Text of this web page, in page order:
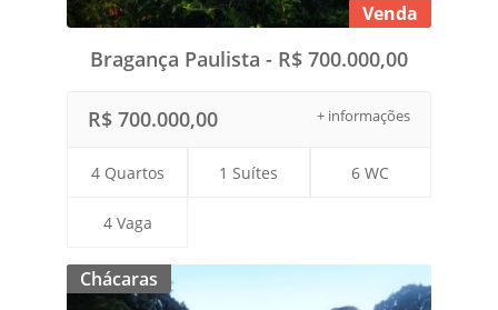
Venda
Bragança Paulista - R$ 700.000,00
+ informações
R$ 700.000,00
4 Quartos 1 Suítes 6 WC
4 Vaga
Chácaras